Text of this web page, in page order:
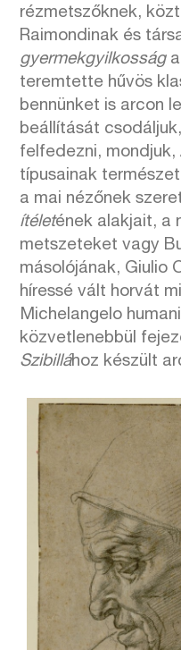
rézmetszőknek,
Raimondinak és
gyermekgyilkosság
teremtette hűvös
bennünket is arcon
beállítását
felfedezni,
típusainak
a mai nézőnek
ítéletének alakjait, a
metszeteket vagy
másolójának, Giulio
híressé vált horvát
Michelangelo
közvetlenebbül
Szibillához készült